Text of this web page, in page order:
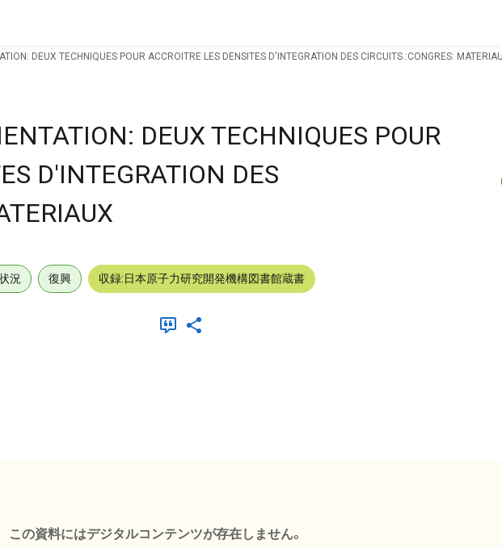
DEUX TECHNIQUES POUR ACCROITRE LES DENSITES D'INTEGRATION DES CIRCUITS.:CONGRES:
DEUX TECHNIQUES POUR
D'INTEGRATION DES
況 復興 収録:日本原子力研究開発機構図書館蔵書
この資料にはデジタルコンテンツが存在しません。